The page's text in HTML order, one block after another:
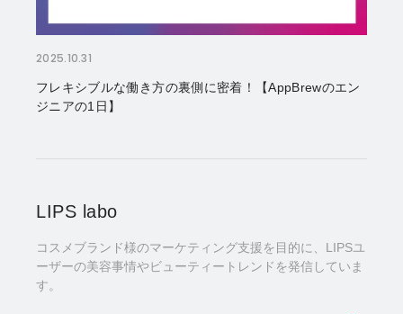
2025.10.31
フレキシブルな働き方の裏側に密着！【AppBrewのエン
ジニアの1日】
LIPS labo
コスメブランド様のマーケティング支援を目的に、LIPSユ
ーザーの美容事情やビューティートレンドを発信していま
す。